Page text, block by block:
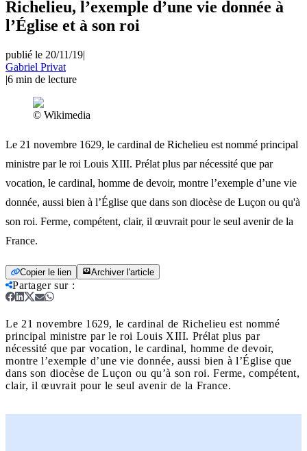
Richelieu, l’exemple d’une vie donnée à
l’Église et à son roi
publié le 20/11/19|
Gabriel Privat
|6 min de lecture
© Wikimedia
Le 21 novembre 1629, le cardinal de Richelieu est nommé principal
ministre par le roi Louis XIII. Prélat plus par nécessité que par
vocation, le cardinal, homme de devoir, montre l’exemple d’une vie
donnée, aussi bien à l’Église que dans son diocèse de Luçon ou qu'à
son roi. Ferme, compétent, clair, il œuvrait pour le seul avenir de la
France.
Copier le lien Archiver l'article
Partager sur:
Le 21 novembre 1629, le cardinal de Richelieu est nommé
principal ministre par le roi Louis XIII. Prélat plus par
nécessité que par vocation, le cardinal, homme de devoir,
montre l’exemple d’une vie donnée, aussi bien à l’Église que
dans son diocèse de Luçon ou qu’à son roi. Ferme, compétent,
clair, il œuvrait pour le seul avenir de la France.